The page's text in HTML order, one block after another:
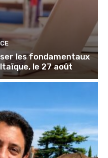
les fondamentaux
le 27 août